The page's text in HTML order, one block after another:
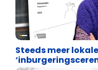
Binnenland
Steeds meer